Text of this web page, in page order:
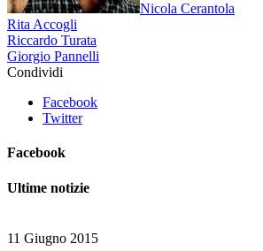
Nicola Cerantola
Rita Accogli
Riccardo Turata
Giorgio Pannelli
Condividi
Facebook
Twitter
Facebook
Ultime notizie
11 Giugno 2015